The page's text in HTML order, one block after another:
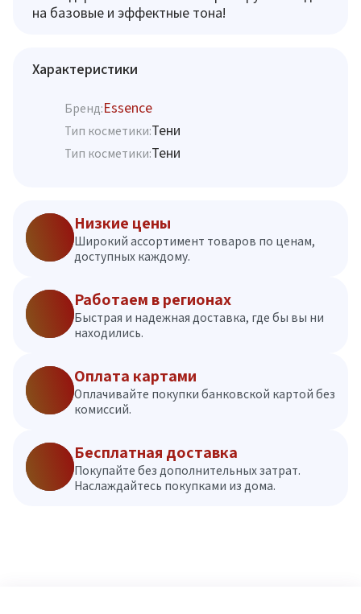
на базовые и эффектные тона!
Характеристики
Бренд:Essence
Тип косметики:Тени
Тип косметики:Тени
Низкие цены
Широкий ассортимент товаров по ценам,
доступных каждому.
Работаем в регионах
Быстрая и надежная доставка, где бы вы ни
находились.
Оплата картами
Оплачивайте покупки банковской картой без
комиссий.
Бесплатная доставка
Покупайте без дополнительных затрат.
Наслаждайтесь покупками из дома.